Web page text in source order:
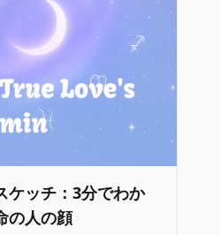
ケッチ：3分でわか
の人の顔